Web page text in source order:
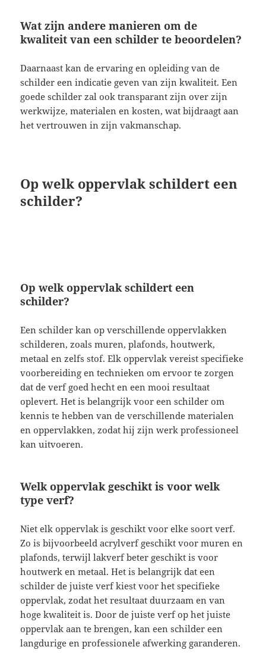
Wat zijn andere manieren om de
kwaliteit van een schilder te beoordelen?
Daarnaast kan de ervaring en opleiding van de
schilder een indicatie geven van zijn kwaliteit. Een
goede schilder zal ook transparant zijn over zijn
werkwijze, materialen en kosten, wat bijdraagt aan
het vertrouwen in zijn vakmanschap.
Op welk oppervlak schildert een
schilder?
Op welk oppervlak schildert een
schilder?
Een schilder kan op verschillende oppervlakken
schilderen, zoals muren, plafonds, houtwerk,
metaal en zelfs stof. Elk oppervlak vereist specifieke
voorbereiding en technieken om ervoor te zorgen
dat de verf goed hecht en een mooi resultaat
oplevert. Het is belangrijk voor een schilder om
kennis te hebben van de verschillende materialen
en oppervlakken, zodat hij zijn werk professioneel
kan uitvoeren.
Welk oppervlak geschikt is voor welk
type verf?
Niet elk oppervlak is geschikt voor elke soort verf.
Zo is bijvoorbeeld acrylverf geschikt voor muren en
plafonds, terwijl lakverf beter geschikt is voor
houtwerk en metaal. Het is belangrijk dat een
schilder de juiste verf kiest voor het specifieke
oppervlak, zodat het resultaat duurzaam en van
hoge kwaliteit is. Door de juiste verf op het juiste
oppervlak aan te brengen, kan een schilder een
langdurige en professionele afwerking garanderen.